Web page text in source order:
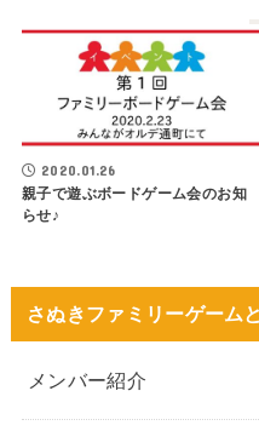
2020.01.26
親子で遊ぶボードゲーム会のお知
らせ♪
さぬきファミリーゲーム
メンバー紹介